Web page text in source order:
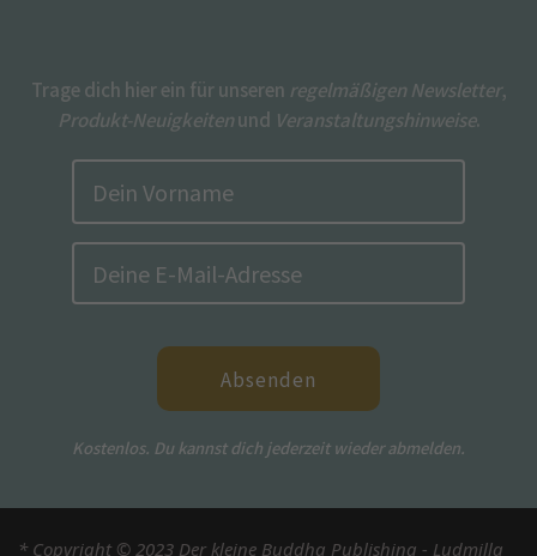
Trage dich hier ein für unseren regelmäßigen Newsletter,
Produkt-Neuigkeitenund Veranstaltungshinweise.
Absenden
Kostenlos. Du kannst dich jederzeit wieder abmelden.
* Copyright © 2023 Der kleine Buddha Publishing - Ludmilla